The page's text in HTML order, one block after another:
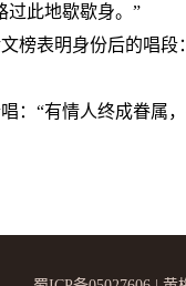
过此地歇歇身。”
榜表明身份后的唱段
：“有情人终成眷属